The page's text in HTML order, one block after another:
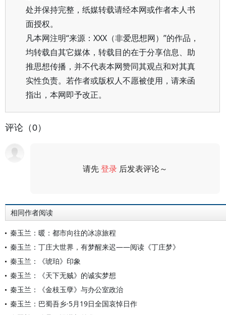
处并保持完整，纸媒转载请经本网或作者本人书
面授权。
凡本网注明“来源：XXX（非爱思想网）”的作品，
均转载自其它媒体，转载目的在于分享信息、助
推思想传播，并不代表本网赞同其观点和对其真
实性负责。若作者或版权人不愿被使用，请来函
指出，本网即予改正。
评论（0）
请先登录 后发表评论～
相同作者阅读
秦玉兰：暖：都市向往的冰凉旅程
秦玉兰：丁庄大世界，有梦醒来迟——阅读《丁庄梦》
秦玉兰：《琥珀》印象
秦玉兰：《天下无贼》的诚实梦想
秦玉兰：《金枝玉孽》与办公室政治
秦玉兰：巴蜀吾乡·5月19日全国哀悼日作